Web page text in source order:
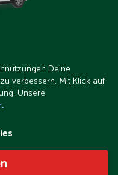
Deine
verbessern. Mit Klick auf
Unsere